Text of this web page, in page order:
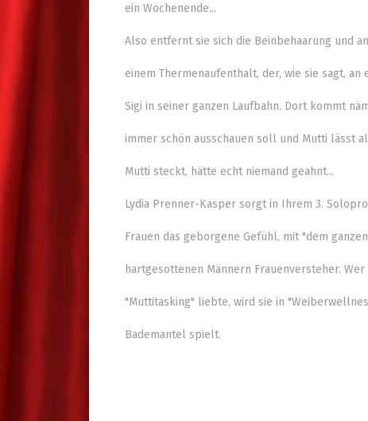
ein Wochenende...
Also entfernt sie sich die Beinbehaarung und
einem Thermenaufenthalt, der, wie sie sagt,
Sigi in seiner ganzen Laufbahn. Dort kommt
immer schön ausschauen soll und Mutti lässt
Mutti steckt, hätte echt niemand geahnt...
Lydia Prenner-Kasper sorgt in Ihrem 3.
Frauen das geborgene Gefühl, mit "dem
hartgesottenen Männern Frauenversteher.
"Muttitasking" liebte, wird sie in
Bademantel spielt.